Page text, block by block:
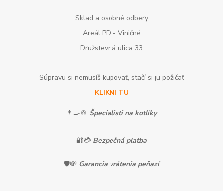
Sklad a osobné odbery
Areál PD - Viničné
Družstevná ulica 33
Súpravu si nemusíš kupovať, stačí si ju požičať
KLIKNI TU
👨‍🍳🍲 Špecialisti na kotlíky
🔐💳 Bezpečná platba
🛡️💸 Garancia vrátenia peňazí